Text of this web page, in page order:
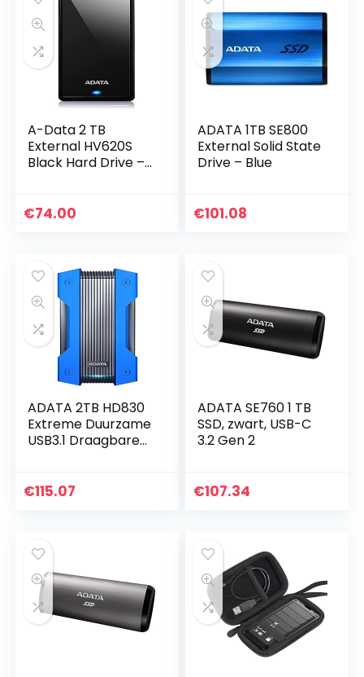
A-Data 2 TB
External HV620S
Black Hard Drive –
€74.00
ADATA 1TB SE800
External Solid State
Drive – Blue
€101.08
ADATA 2TB HD830
Extreme Duurzame
USB3.1 Draagbare
– Zwart/Blauw
€115.07
ADATA SE760 1 TB
SSD, zwart, USB-C
3.2 Gen 2
€107.34